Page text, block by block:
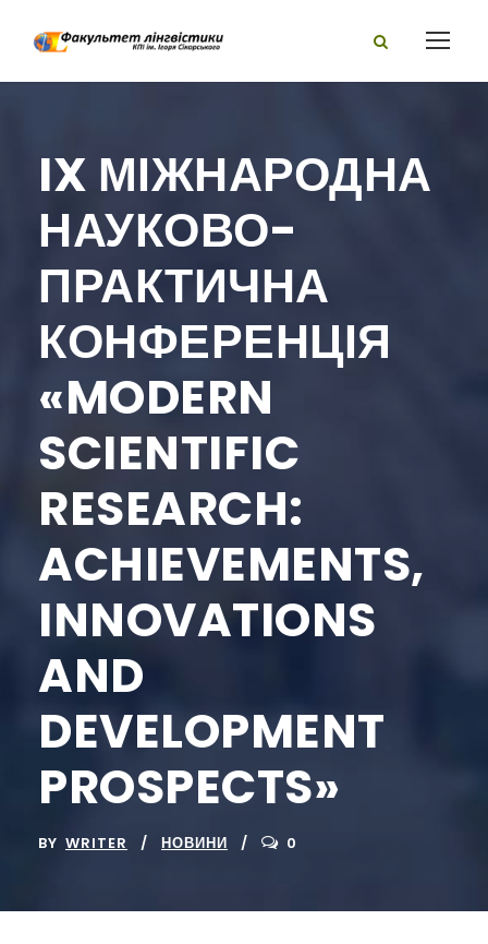
IX МІЖНАРОДНА
НАУКОВО-
ПРАКТИЧНА
КОНФЕРЕНЦІЯ
«MODERN
SCIENTIFIC
RESEARCH:
ACHIEVEMENTS,
INNOVATIONS
AND
DEVELOPMENT
PROSPECTS»
BY WRITER НОВИНИ 0